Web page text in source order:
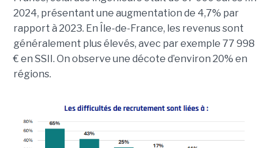
2024, présentant une augmentation de 4,7% par
rapport à 2023. En Île-de-France, les revenus sont
généralement plus élevés, avec par exemple 77 998
€ en SSII. On observe une décote d’environ 20% en
régions.